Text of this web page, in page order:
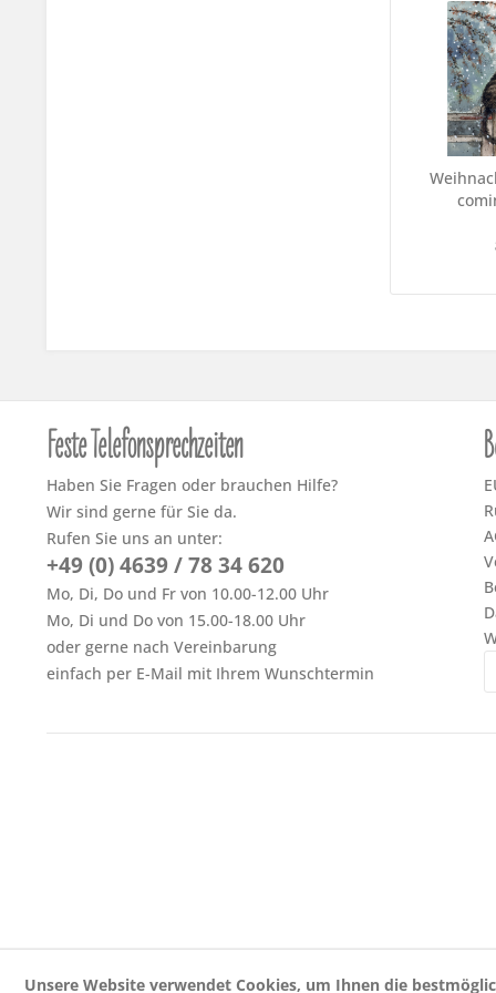
Feste Telefonsprechzeiten
Haben Sie Fragen oder brauchen Hilfe?
Wir sind gerne für Sie da.
Rufen Sie uns an unter:
+49 (0) 4639 / 78 34 620
Mo, Di, Do und Fr von 10.00-12.00 Uhr
Mo, Di und Do von 15.00-18.00 Uhr
oder gerne nach Vereinbarung
einfach per E-Mail mit Ihrem Wunschtermin
Unsere Website verwendet Cookies, um Ihnen die